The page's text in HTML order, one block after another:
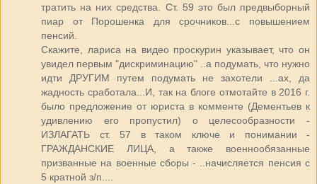
тратить на них средства. Ст. 59 это был предвыборный
пиар от Порошенка для срочников...с повышением
пенсий.
Скажите, лариса на видео проскурин указывает, что он
увидел первым "дискриминацию" ..а подумать, что нужно
идти ДРУГИМ путем подумать не захотели ...ах, да
жадность сработала...И, так на блоге отмотайте в 2016 г.
было предложение от юриста в комменте (Дементьев к
удивлению его пропустил) о целесообразности -
ИЗЛАГАТЬ ст. 57 в таком ключе и понимании -
ГРАЖДАНСКИЕ ЛИЦА, а также военнообязанные
призванные на военные сборы - ..начисляется пенсия с
5 кратной з/п....